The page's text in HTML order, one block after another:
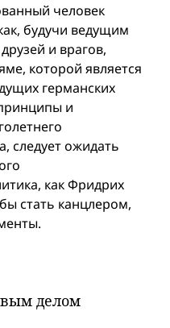
человек
будучи ведущим
и врагов,
которой является
германских
и
следует ожидать
как Фридрих
стать канцлером,
делом